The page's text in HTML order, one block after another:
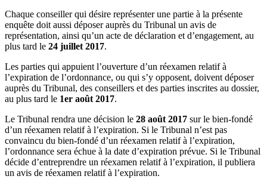
Chaque conseiller qui désire représenter une partie à la présente
enquête doit aussi déposer auprès du Tribunal un avis de
représentation, ainsi qu’un acte de déclaration et d’engagement, au
plus tard le 24 juillet 2017.
Les parties qui appuient l’ouverture d’un réexamen relatif à
l’expiration de l’ordonnance, ou qui s’y opposent, doivent déposer
auprès du Tribunal, des conseillers et des parties inscrites au dossier,
au plus tard le 1er août 2017.
Le Tribunal rendra une décision le 28 août 2017 sur le bien-fondé
d’un réexamen relatif à l’expiration. Si le Tribunal n’est pas
convaincu du bien-fondé d’un réexamen relatif à l’expiration,
l’ordonnance sera échue à la date d’expiration prévue. Si le Tribunal
décide d’entreprendre un réexamen relatif à l’expiration, il publiera
un avis de réexamen relatif à l’expiration.